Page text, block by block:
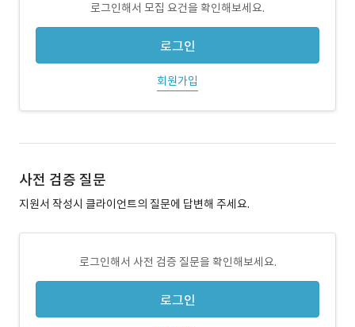
로그인해서 모집 요건을 확인해보세요.
로그인
회원가입
사전 검증 질문
지원서 작성시 클라이언트의 질문에 답변해 주세요.
로그인해서 사전 검증 질문을 확인해보세요.
로그인